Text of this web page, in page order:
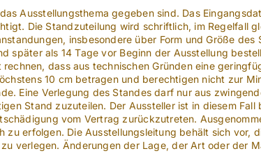
Ausstellungsthema gegeben sind. Das
Die Standzuteilung wird schriftlich, im Regelfall
insbesondere über Form und Größe des
später als 14 Tage vor Beginn der Ausstellung
dass aus technischen Gründen eine
10 cm betragen und berechtigen nicht zur
Eine Verlegung des Standes darf nur aus
Stand zuzuteilen. Der Aussteller ist in diesem Fall
vom Vertrag zurückzutreten.
erfolgen. Die Ausstellungsleitung behält sich vor,
verlegen. Änderungen der Lage, der Art oder der